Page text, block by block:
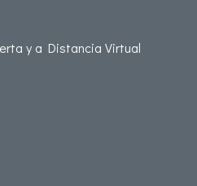
y a Distancia Virtual